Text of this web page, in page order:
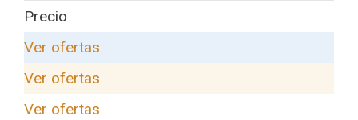
Precio
Ver ofertas
Ver ofertas
Ver ofertas